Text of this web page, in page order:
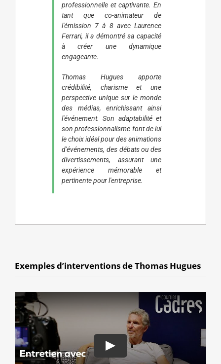
professionnelle et captivante. En
tant que co-animateur de
l'émission 7 à 8 avec Laurence
Ferrari, il a démontré sa capacité
à créer une dynamique
engageante.
Thomas Hugues apporte
crédibilité, charisme et une
perspective unique sur le monde
des médias, enrichissant ainsi
l'événement. Son adaptabilité et
son professionnalisme font de lui
le choix idéal pour des animations
d'événements, des débats ou des
divertissements, assurant une
expérience mémorable et
pertinente pour l'entreprise.
Exemples d’interventions de Thomas Hugues